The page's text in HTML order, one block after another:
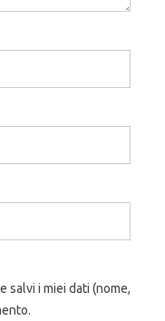
salvi i miei dati (nome,